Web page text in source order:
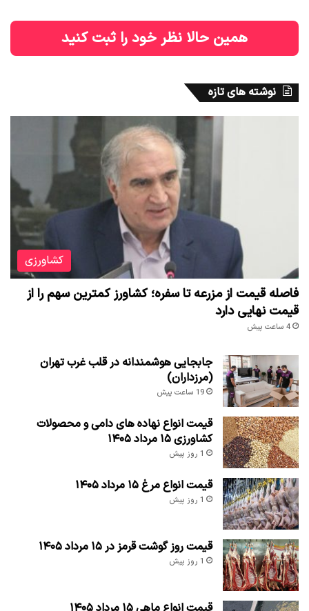
همین حالا نظر خود را ثبت کنید
نوشته های تازه
کشاورزی
فاصله قیمت از مزرعه تا سفره؛ کشاورز کمترین سهم را از
قیمت نهایی دارد
4 ساعت پیش
جابجایی هوشمندانه در قلب غرب تهران
(مرزداران)
19 ساعت پیش
قیمت انواع نهاده های دامی و محصولات
کشاورزی ۱۵ مرداد ۱۴۰۵
1 روز پیش
قیمت انواع مرغ ۱۵ مرداد ۱۴۰۵
1 روز پیش
قیمت روز گوشت قرمز در ۱۵ مرداد ۱۴۰۵
1 روز پیش